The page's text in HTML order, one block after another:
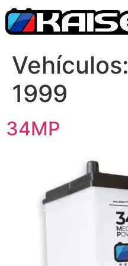
Vehículos:
1999
34MP